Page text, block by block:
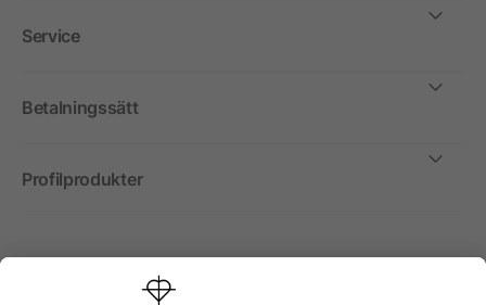
Service
Betalningssätt
Profilprodukter
Internationellt